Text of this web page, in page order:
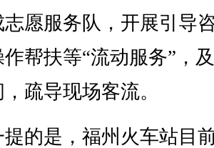
愿服务队，开展引导
帮扶等“流动服务”，
疏导现场客流。
是，福州火车站目